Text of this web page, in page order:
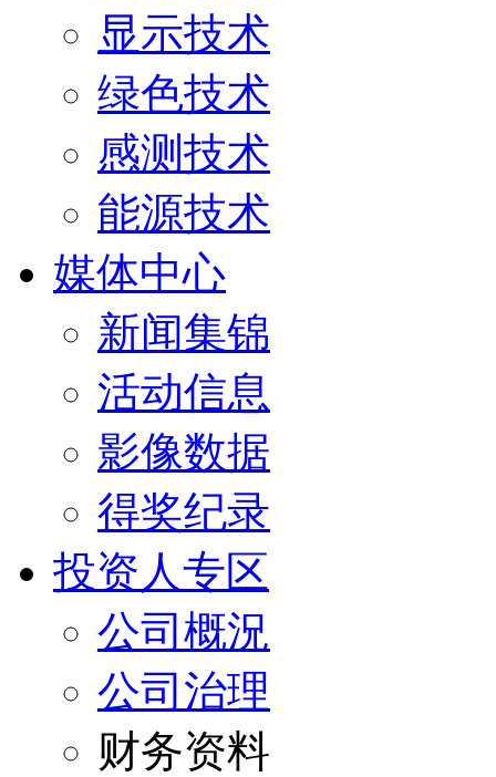
显示技术
绿色技术
感测技术
能源技术
媒体中心
新闻集锦
活动信息
影像数据
得奖纪录
投资人专区
公司概況
公司治理
财务资料